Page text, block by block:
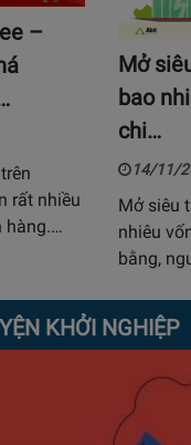
–
rất nhiều
hàng.…
Mở
bao
chi…
14/11/
Mở siêu
nhiêu
bằng,
KHỞI NGHIỆP